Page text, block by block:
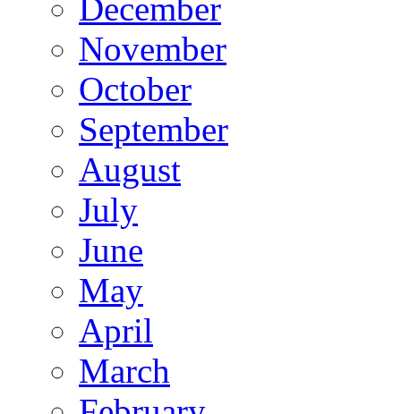
December
November
October
September
August
July
June
May
April
March